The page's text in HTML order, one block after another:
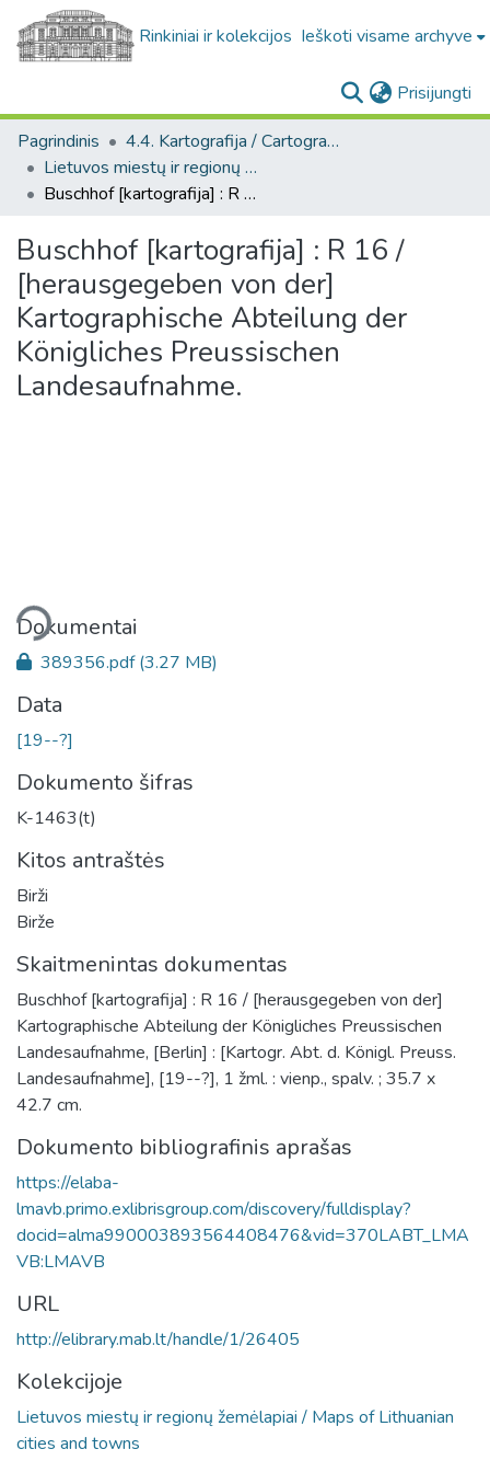
Rinkiniai ir kolekcijos Ieškoti visame archyve
Prisijungti
Pagrindinis
4.4. Kartografija / Cartography
Lietuvos miestų ir regionų žemėlapiai / Maps of Lithuanian cities and towns
Buschhof [kartografija] : R 16 / [herausgegeben von der] Kartographische Abteilung der Königliches Preussischen Landesaufnahme.
Buschhof [kartografija] : R 16 /
[herausgegeben von der]
Kartographische Abteilung der
Königliches Preussischen
Landesaufnahme.
Dokumentai
389356.pdf(3.27 MB)
Data
[19--?]
Dokumento šifras
K-1463(t)
Kitos antraštės
Birži
Birže
Skaitmenintas dokumentas
Buschhof [kartografija] : R 16 / [herausgegeben von der]
Kartographische Abteilung der Königliches Preussischen
Landesaufnahme, [Berlin] : [Kartogr. Abt. d. Königl. Preuss.
Landesaufnahme], [19--?], 1 žml. : vienp., spalv. ; 35.7 x
42.7 cm.
Dokumento bibliografinis aprašas
https://elaba-
lmavb.primo.exlibrisgroup.com/discovery/fulldisplay?
docid=alma990003893564408476&vid=370LABT_LMA
VB:LMAVB
URL
http://elibrary.mab.lt/handle/1/26405
Kolekcijoje
Lietuvos miestų ir regionų žemėlapiai / Maps of Lithuanian
cities and towns